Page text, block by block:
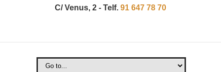
C/ Venus, 2 - Telf. 91 647 78 70